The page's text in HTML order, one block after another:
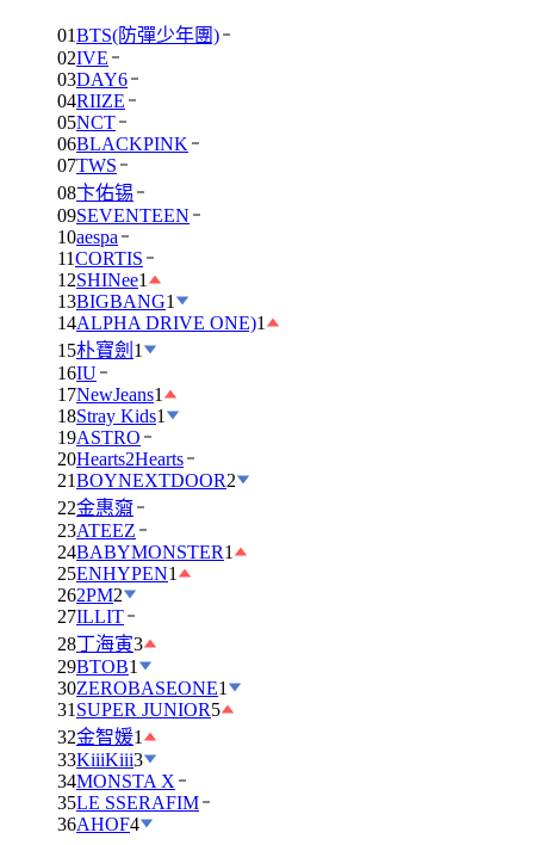
01BTS(防彈少年團)
02IVE
03DAY6
04RIIZE
05NCT
06BLACKPINK
07TWS
08卞佑锡
09SEVENTEEN
10aespa
11CORTIS
12SHINee1
13BIGBANG1
14ALPHA DRIVE ONE)1
15朴寶劍 1
16IU
17NewJeans1
18Stray Kids1
19ASTRO
20Hearts2Hearts
21BOYNEXTDOOR2
22金惠奫
23ATEEZ
24BABYMONSTER1
25ENHYPEN1
262PM2
27ILLIT
28丁海寅3
29BTOB1
30ZEROBASEONE1
31 SUPER JUNIOR5
32金智媛1
33KiiiKiii3
34MONSTA X
35LE SSERAFIM
36AHOF4